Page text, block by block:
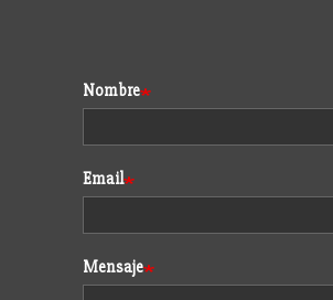
Formulario
Nombre
Email
Mensaje